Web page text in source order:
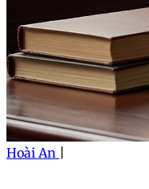
Hoài An